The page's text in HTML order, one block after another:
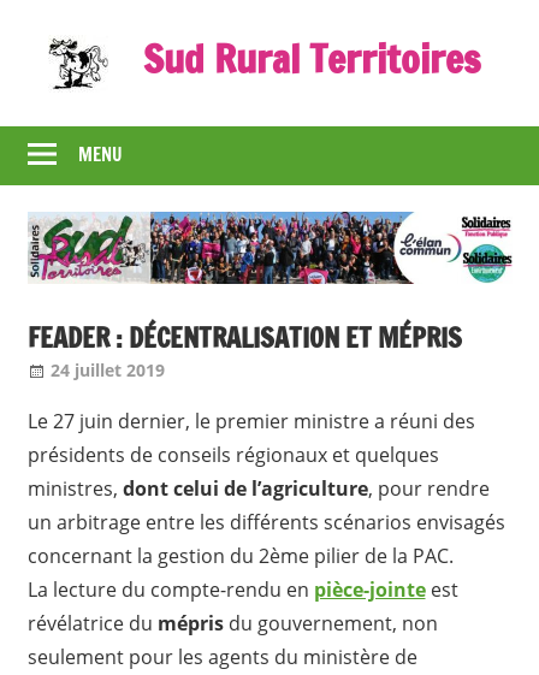
content
Sud Rural Territoires
syndicat
qui
et
qui
MENU
FEADER : DÉCENTRALISATION ET MÉPRIS
24 juillet 2019
Le 27 juin dernier, le premier ministre a réuni des
présidents de conseils régionaux et quelques
ministres, dont celui de l’agriculture, pour rendre
un arbitrage entre les différents scénarios envisagés
concernant la gestion du 2ème pilier de la PAC.
La lecture du compte-rendu en pièce-jointeest
révélatrice du méprisdu gouvernement, non
seulement pour les agents du ministère de